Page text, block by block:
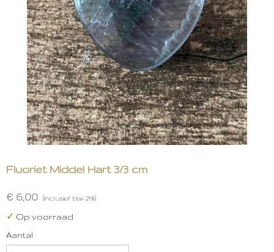
Fluoriet Middel Hart 3/3 cm
€ 6,00 (inclusief btw 21%)
✓ Op voorraad
Aantal